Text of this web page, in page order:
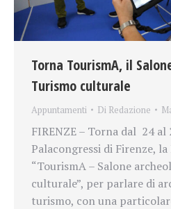
Torna TourismA, il
Turismo culturale
Appuntamenti Di Redazione
FIRENZE – Torna dal 24
Palacongressi di Firenze,
“TourismA – Salone
culturale”, per parlare di
turismo, con una